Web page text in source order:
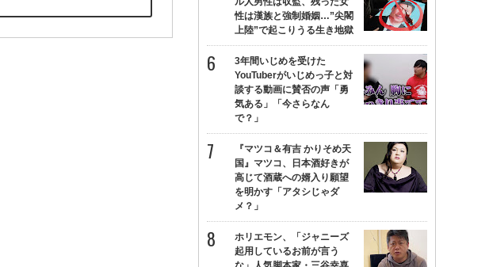
性は漢族と強制婚姻…”尖閣
上陸”で起こりうる生き地獄
3年間いじめを受けた
YouTuberがいじめっ子と対
談する動画に賛否の声「勇
気ある」「今さらなん
で？」
『マツコ＆有吉 かりそめ天
国』マツコ、日本酒好きが
高じて酒蔵への婿入り願望
を明かす「アタシじゃダ
メ？」
ホリエモン、「ジャニーズ
起用しているお前が言う